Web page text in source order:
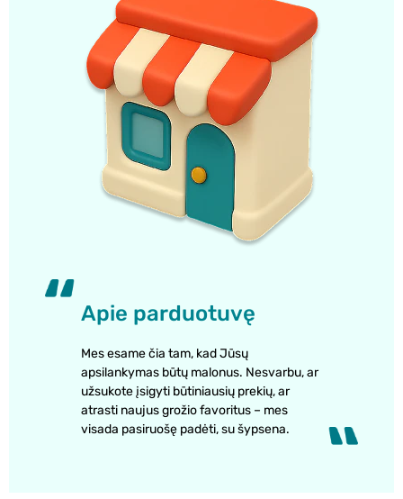
Apie parduotuvę
Mes esame čia tam, kad Jūsų
apsilankymas būtų malonus. Nesvarbu, ar
užsukote įsigyti būtiniausių prekių, ar
atrasti naujus grožio favoritus – mes
visada pasiruošę padėti, su šypsena.